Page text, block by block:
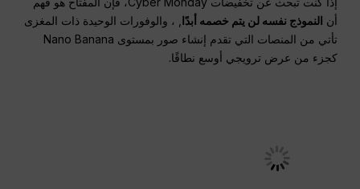
أن النموذج نفسه لن يتم خصمه أبدًا , ، والوفورات الوحيدة ذات المغزى
تأتي من المنصات التي تقدم إنشاء صور بمستوى Nano Banana
كجزء من عرض ترويجي أوسع نطاقًا.